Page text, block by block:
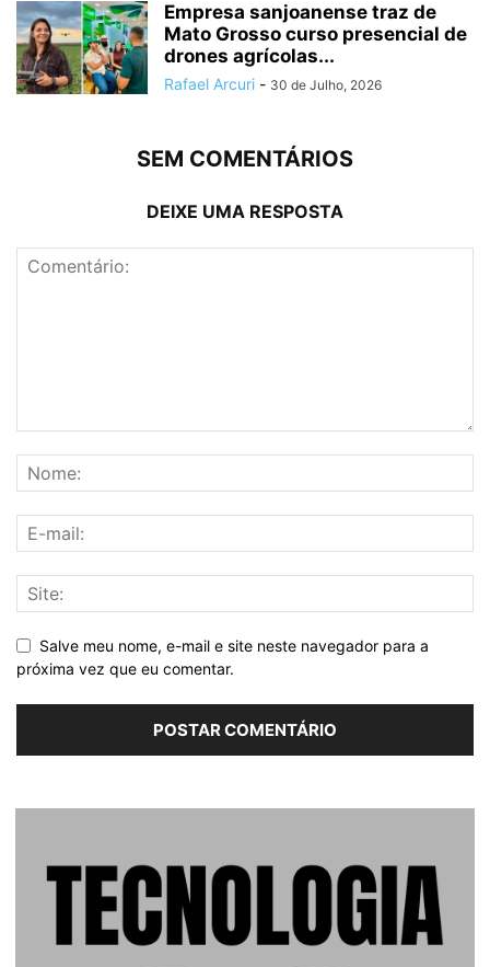
Empresa sanjoanense traz de
Mato Grosso curso presencial de
drones agrícolas...
Rafael Arcuri - 30 de Julho, 2026
SEM COMENTÁRIOS
DEIXE UMA RESPOSTA
Salve meu nome, e-mail e site neste navegador para a
próxima vez que eu comentar.